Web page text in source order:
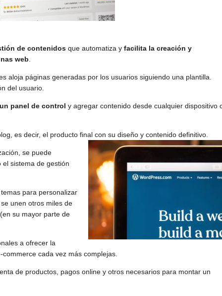
de contenidos que automatiza yfacilita la creación y
web
aloja páginas generadas por los usuarios siguiendo una plantilla.
del usuario.
panel de control y agregar contenido desde cualquier dispositivo
es decir, el producto final con su diseño y contenido definitivo.
se puede
sistema de gestión
para personalizar
unen otros miles de
su mayor parte de
a ofrecer la
cada vez más complejas.
de productos, pagos online y otros necesarios para montar un